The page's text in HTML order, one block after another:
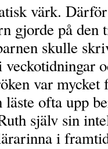
värk.
gjorde på
skulle
var mycket
ofta upp
själv sin
i